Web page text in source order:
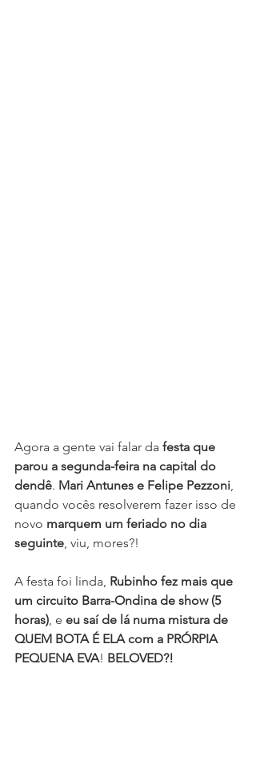
Agora a gente vai falar da festa que
parou a segunda-feira na capital do
dendê. Mari Antunes e Felipe Pezzoni,
quando vocês resolverem fazer isso de
novo marquem um feriado no dia
seguinte, viu, mores?!
A festa foi linda, Rubinho fez mais que
um circuito Barra-Ondina de show (5
horas), e eu saí de lá numa mistura de
QUEM BOTA É ELA com a PRÓRPIA
PEQUENA EVA! BELOVED?!